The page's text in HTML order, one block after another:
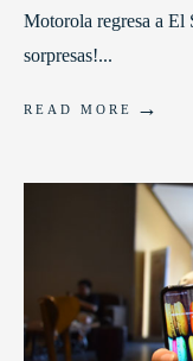
Motorola regresa a El
sorpresas!...
READ MORE →